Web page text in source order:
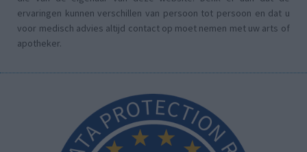
ervaringen kunnen verschillen van persoon tot persoon en dat u
voor medisch advies altijd contact op moet nemen met uw arts of
apotheker.